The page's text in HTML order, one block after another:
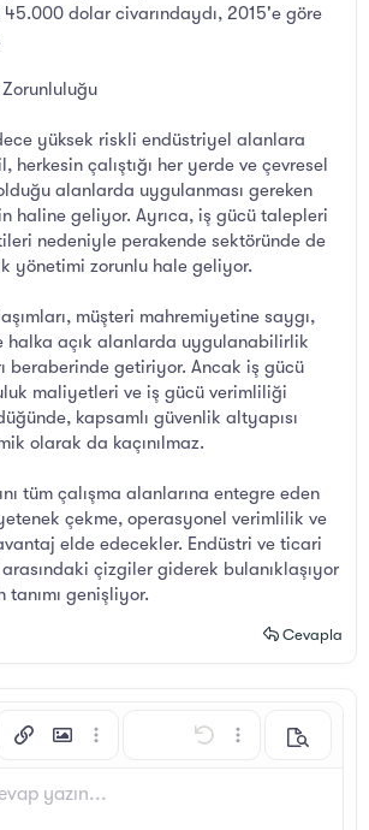
dolar civarındaydı, 2015'e göre
yüksek riskli endüstriyel alanlara
herkesin çalıştığı her yerde ve çevresel
alanlarda uygulanması gereken
haline geliyor. Ayrıca, iş gücü talepleri
nedeniyle perakende sektöründe de
yönetimi zorunlu hale geliyor.
müşteri mahremiyetine saygı,
halka açık alanlarda uygulanabilirlik
beraberinde getiriyor. Ancak iş gücü
maliyetleri ve iş gücü verimliliği
kapsamlı güvenlik altyapısı
olarak da kaçınılmaz.
tüm çalışma alanlarına entegre eden
çekme, operasyonel verimlilik ve
elde edecekler. Endüstri ve ticari
çizgiler giderek bulanıklaşıyor
genişliyor.
Cevapla
seçenek…
Bağlantı ekle
Resim ekleDaha fazla seçenek…
Geri alDaha fazlaÖnizleme
Arial
List Hizalama yötemleri
Tablo ekleYatay çizgi ekle
kaldır
Taslağı kaydet
yazın...